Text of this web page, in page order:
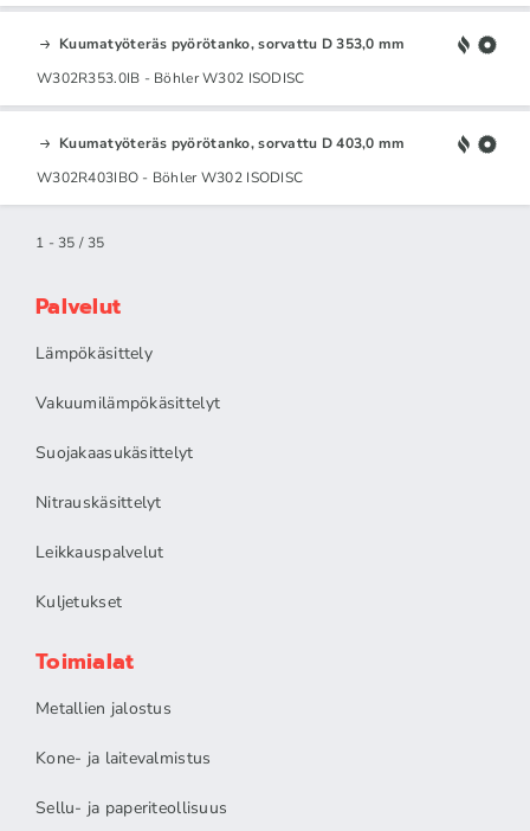
Kuumatyöteräs pyörötanko, sorvattu D 353,0 mm
W302R353.0IB - Böhler W302 ISODISC
Kuumatyöteräs pyörötanko, sorvattu D 403,0 mm
W302R403IBO - Böhler W302 ISODISC
1 - 35 / 35
Palvelut
Lämpökäsittely
Vakuumilämpökäsittelyt
Suojakaasukäsittelyt
Nitrauskäsittelyt
Leikkauspalvelut
Kuljetukset
Toimialat
Metallien jalostus
Kone- ja laitevalmistus
Sellu- ja paperiteollisuus